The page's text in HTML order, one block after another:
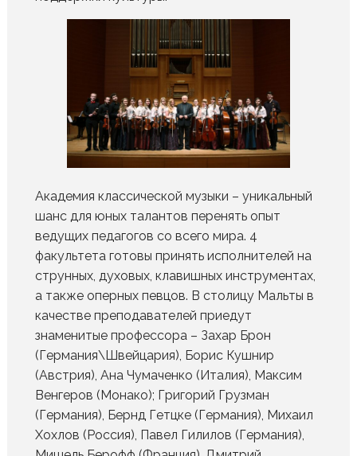
Академия классической музыки – уникальный
шанс для юных талантов перенять опыт
ведущих педагогов со всего мира. 4
факультета готовы принять исполнителей на
струнных, духовых, клавишных инструментах,
а также оперных певцов. В столицу Мальты в
качестве преподавателей приедут
знаменитые профессора – Захар Брон
(Германия\Швейцария), Борис Кушнир
(Австрия), Ана Чумаченко (Италия), Максим
Венгеров (Монако); Григорий Грузман
(Германия), Бернд Гетцке (Германия), Михаил
Хохлов (Россия), Павел Гилилов (Германия),